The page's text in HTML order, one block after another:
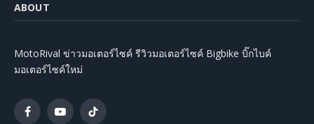
ABOUT
MotoRival ข่าวมอเตอร์ไซค์ รีวิวมอเตอร์ไซค์ Bigbike บิ๊กไบค์
มอเตอร์ไซค์ใหม่
FacebookYouTubeTikTok